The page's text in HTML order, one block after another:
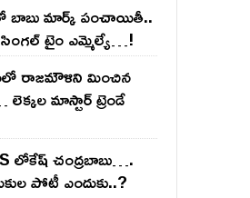
బాబు మార్క్ పంచాయితీ..
టైం ఎమ్మెల్యే…!
రాజ‌మౌళిని మించిన
మాస్టార్ ట్రెండే
లోకేష్ చంద్ర‌బాబు….
పోటీ ఎందుకు..?